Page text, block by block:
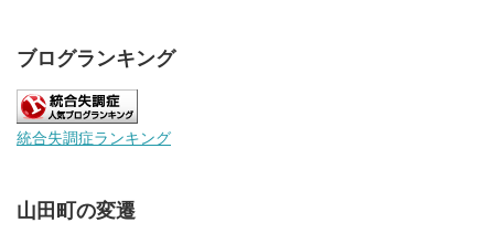
ブログランキング
統合失調症ランキング
山田町の変遷